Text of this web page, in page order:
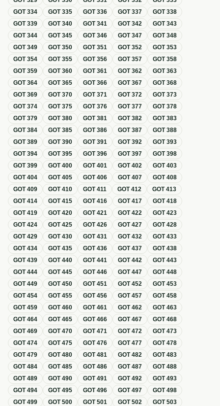
GOT334 GOT335 GOT336 GOT337 GOT338
GOT339 GOT340 GOT341 GOT342 GOT343
GOT344 GOT345 GOT346 GOT347 GOT348
GOT349 GOT350 GOT351 GOT352 GOT353
GOT354 GOT355 GOT356 GOT357 GOT358
GOT359 GOT360 GOT361 GOT362 GOT363
GOT364 GOT365 GOT366 GOT367 GOT368
GOT369 GOT370 GOT371 GOT372 GOT373
GOT374 GOT375 GOT376 GOT377 GOT378
GOT379 GOT380 GOT381 GOT382 GOT383
GOT384 GOT385 GOT386 GOT387 GOT388
GOT389 GOT390 GOT391 GOT392 GOT393
GOT394 GOT395 GOT396 GOT397 GOT398
GOT399 GOT400 GOT401 GOT402 GOT403
GOT404 GOT405 GOT406 GOT407 GOT408
GOT409 GOT410 GOT411 GOT412 GOT413
GOT414 GOT415 GOT416 GOT417 GOT418
GOT419 GOT420 GOT421 GOT422 GOT423
GOT424 GOT425 GOT426 GOT427 GOT428
GOT429 GOT430 GOT431 GOT432 GOT433
GOT434 GOT435 GOT436 GOT437 GOT438
GOT439 GOT440 GOT441 GOT442 GOT443
GOT444 GOT445 GOT446 GOT447 GOT448
GOT449 GOT450 GOT451 GOT452 GOT453
GOT454 GOT455 GOT456 GOT457 GOT458
GOT459 GOT460 GOT461 GOT462 GOT463
GOT464 GOT465 GOT466 GOT467 GOT468
GOT469 GOT470 GOT471 GOT472 GOT473
GOT474 GOT475 GOT476 GOT477 GOT478
GOT479 GOT480 GOT481 GOT482 GOT483
GOT484 GOT485 GOT486 GOT487 GOT488
GOT489 GOT490 GOT491 GOT492 GOT493
GOT494 GOT495 GOT496 GOT497 GOT498
GOT499 GOT500 GOT501 GOT502 GOT503